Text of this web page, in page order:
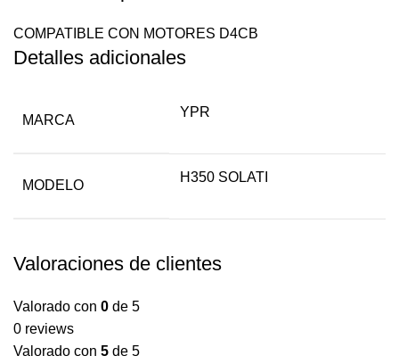
COMPATIBLE CON MOTORES D4CB
Detalles adicionales
MARCA
YPR
MODELO
H350 SOLATI
Valoraciones de clientes
Valorado con 0 de 5
0 reviews
Valorado con 5 de 5